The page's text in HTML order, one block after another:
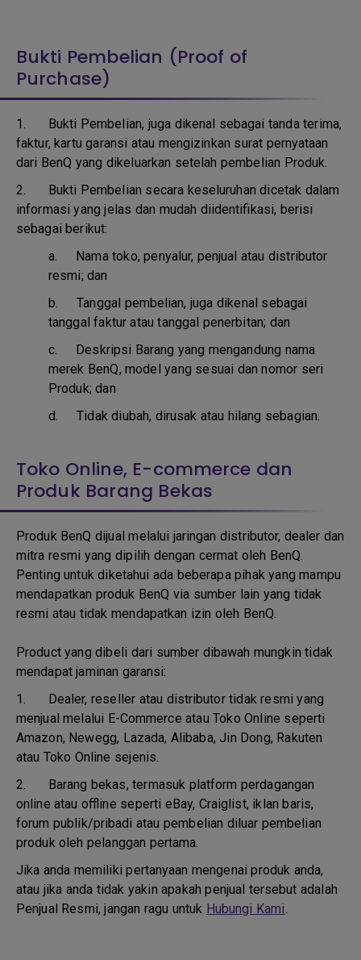
Bukti Pembelian (Proof of
Purchase)
1. Bukti Pembelian, juga dikenal sebagai tanda terima,
faktur, kartu garansi atau mengizinkan surat pernyataan
dari BenQ yang dikeluarkan setelah pembelian Produk.
2. Bukti Pembelian secara keseluruhan dicetak dalam
informasi yang jelas dan mudah diidentifikasi, berisi
sebagai berikut:
a. Nama toko, penyalur, penjual atau distributor
resmi; dan
b. Tanggal pembelian, juga dikenal sebagai
tanggal faktur atau tanggal penerbitan; dan
c. Deskripsi Barang yang mengandung nama
merek BenQ, model yang sesuai dan nomor seri
Produk; dan
d.Tidak diubah, dirusak atau hilang sebagian.
Toko Online, E-commerce dan
Produk Barang Bekas
Produk BenQ dijual melalui jaringan distributor, dealer dan
mitra resmi yang dipilih dengan cermat oleh BenQ.
Penting untuk diketahui ada beberapa pihak yang mampu
mendapatkan produk BenQ via sumber lain yang tidak
resmi atau tidak mendapatkan izin oleh BenQ.
Product yang dibeli dari sumber dibawah mungkin tidak
mendapat jaminan garansi:
1. Dealer, reseller atau distributor tidak resmi yang
menjual melalui E-Commerce atau Toko Online seperti
Amazon, Newegg, Lazada, Alibaba, Jin Dong, Rakuten
atau Toko Online sejenis.
2. Barang bekas, termasuk platform perdagangan
online atau offline seperti eBay, Craiglist, iklan baris,
forum publik/pribadi atau pembelian diluar pembelian
produk oleh pelanggan pertama.
Jika anda memiliki pertanyaan mengenai produk anda,
atau jika anda tidak yakin apakah penjual tersebut adalah
Penjual Resmi, jangan ragu untuk Hubungi Kami.